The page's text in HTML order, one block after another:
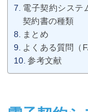
電子契約システ
契約書の種類
まとめ
よくある質問（
参考文献